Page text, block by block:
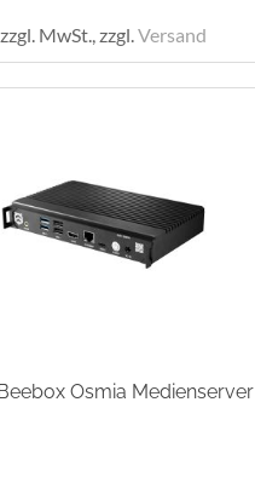
zzgl. MwSt., zzgl.Versand
Osmia Medienserver